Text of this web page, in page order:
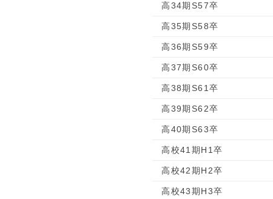
高34期S57卒
高35期S58卒
高36期S59卒
高37期S60卒
高38期S61卒
高39期S62卒
高40期S63卒
高校41期H1卒
高校42期H2卒
高校43期H3卒